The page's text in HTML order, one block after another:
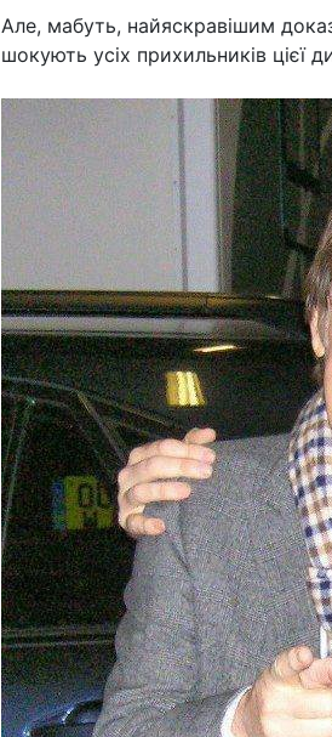
Але, мабуть, найяскравішим
шокують усіх прихильників цієї